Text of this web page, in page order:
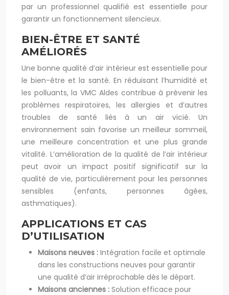
par un professionnel qualifié est essentielle pour
garantir un fonctionnement silencieux.
BIEN-ÊTRE ET SANTÉ
AMÉLIORÉS
Une bonne qualité d’air intérieur est essentielle pour
le bien-être et la santé. En réduisant l’humidité et
les polluants, la VMC Aldes contribue à prévenir les
problèmes respiratoires, les allergies et d’autres
troubles de santé liés à un air vicié. Un
environnement sain favorise un meilleur sommeil,
une meilleure concentration et une plus grande
vitalité. L’amélioration de la qualité de l’air intérieur
peut avoir un impact positif significatif sur la
qualité de vie, particulièrement pour les personnes
sensibles (enfants, personnes âgées,
asthmatiques).
APPLICATIONS ET CAS
D’UTILISATION
Maisons neuves : Intégration facile et optimale
dans les constructions neuves pour garantir
une qualité d’air irréprochable dès le départ.
Maisons anciennes : Solution efficace pour